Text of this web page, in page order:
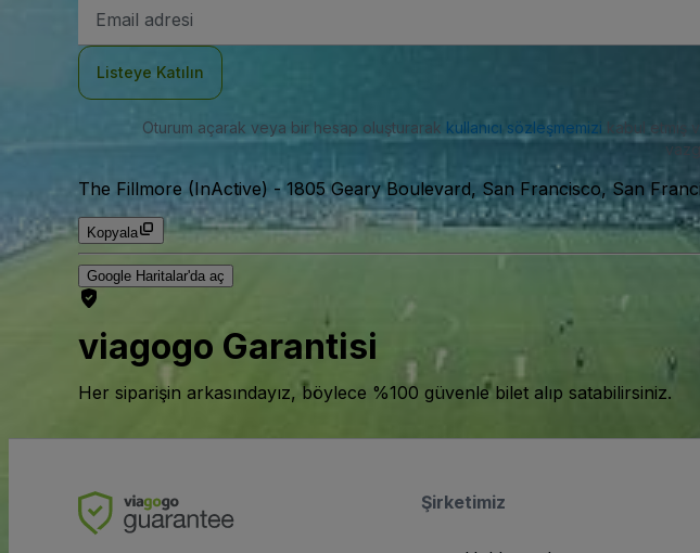
posta
Listeye Katılın
Oturum açarak veya bir hesap oluşturarak kullanıcı sözleşmemizi kabul etmiş
The Fillmore (InActive) -1805 Geary Boulevard, San Francisco, San
Kopyala
Google Haritalar'da aç
viagogo Garantisi
Her siparişin arkasındayız, böylece %100 güvenle bilet alıp satabilirsiniz.
Şirketimiz